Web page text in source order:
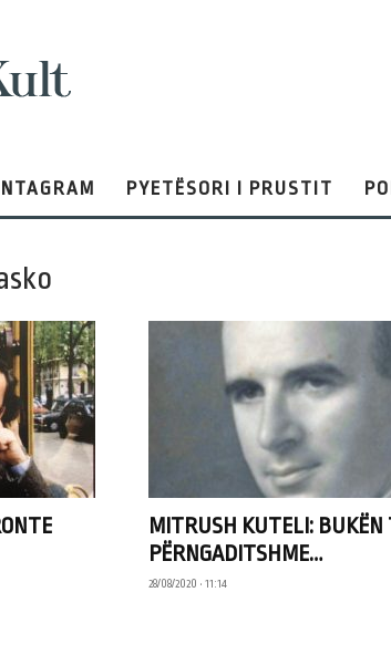
PYETËSORI I PRUSTIT
MITRUSH KUTELI: BUKËN
PËRNGADITSHME…
28/08/2020 • 11:14